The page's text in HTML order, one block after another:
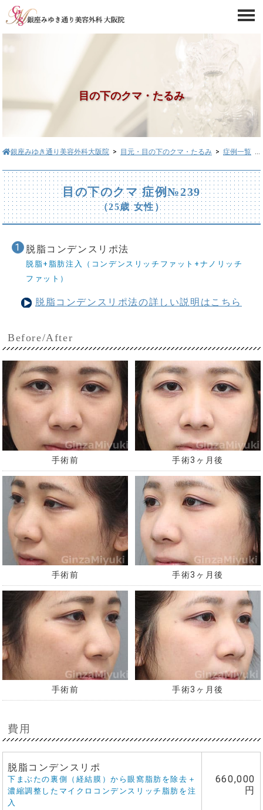
目の下のクマ・たるみ
銀座みゆき通り美容外科大阪院 > 目元・目の下のクマ・たるみ > 症例一覧
目の下のクマ 症例№239
（25歳 女性）
脱脂コンデンスリポ法
脱脂+脂肪注入（コンデンスリッチファット+ナノリッチ
ファット）
脱脂コンデンスリポ法の詳しい説明はこちら
Before/After
手術前 手術3ヶ月後
手術前 手術3ヶ月後
手術前 手術3ヶ月後
費用
脱脂コンデンスリポ
下まぶたの裏側（経結膜）から眼窩脂肪を除去＋
濃縮調整したマイクロコンデンスリッチ脂肪を注
入
660,000
円